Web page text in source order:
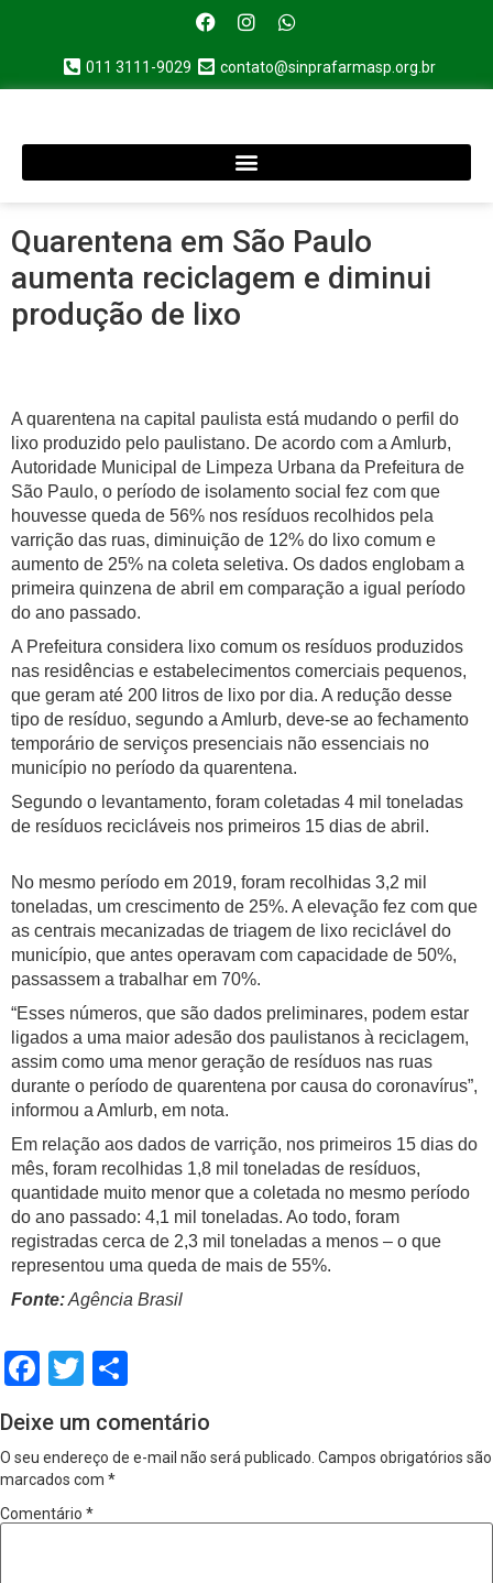
011 3111-9029 contato@sinprafarmasp.org.br
Quarentena em São Paulo
aumenta reciclagem e diminui
produção de lixo
A quarentena na capital paulista está mudando o perfil do
lixo produzido pelo paulistano. De acordo com a Amlurb,
Autoridade Municipal de Limpeza Urbana da Prefeitura de
São Paulo, o período de isolamento social fez com que
houvesse queda de 56% nos resíduos recolhidos pela
varrição das ruas, diminuição de 12% do lixo comum e
aumento de 25% na coleta seletiva. Os dados englobam a
primeira quinzena de abril em comparação a igual período
do ano passado.
A Prefeitura considera lixo comum os resíduos produzidos
nas residências e estabelecimentos comerciais pequenos,
que geram até 200 litros de lixo por dia. A redução desse
tipo de resíduo, segundo a Amlurb, deve-se ao fechamento
temporário de serviços presenciais não essenciais no
município no período da quarentena.
Segundo o levantamento, foram coletadas 4 mil toneladas
de resíduos recicláveis nos primeiros 15 dias de abril.
No mesmo período em 2019, foram recolhidas 3,2 mil
toneladas, um crescimento de 25%. A elevação fez com que
as centrais mecanizadas de triagem de lixo reciclável do
município, que antes operavam com capacidade de 50%,
passassem a trabalhar em 70%.
“Esses números, que são dados preliminares, podem estar
ligados a uma maior adesão dos paulistanos à reciclagem,
assim como uma menor geração de resíduos nas ruas
durante o período de quarentena por causa do coronavírus”,
informou a Amlurb, em nota.
Em relação aos dados de varrição, nos primeiros 15 dias do
mês, foram recolhidas 1,8 mil toneladas de resíduos,
quantidade muito menor que a coletada no mesmo período
do ano passado: 4,1 mil toneladas. Ao todo, foram
registradas cerca de 2,3 mil toneladas a menos – o que
representou uma queda de mais de 55%.
Fonte:Agência Brasil
Facebook
Twitter
Deixe um comentário
O seu endereço de e-mail não será publicado. Campos obrigatórios são
marcados com *
Comentário *